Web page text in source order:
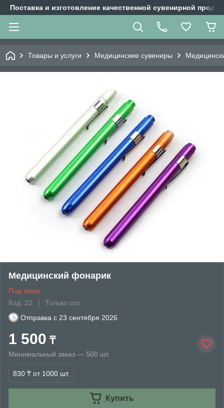
Поставка и изготовление качественной сувенирной
Товары и услуги Медицинские сувениры
Медицинский фонарик
Под заказ
Код: 22
Только опт
Отправка с 23 сентября 2026
1 500 ₸
Минимальный заказ — 500 шт.
830 ₸ от 1000 шт.
Купить